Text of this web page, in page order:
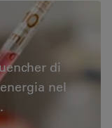
di
nel